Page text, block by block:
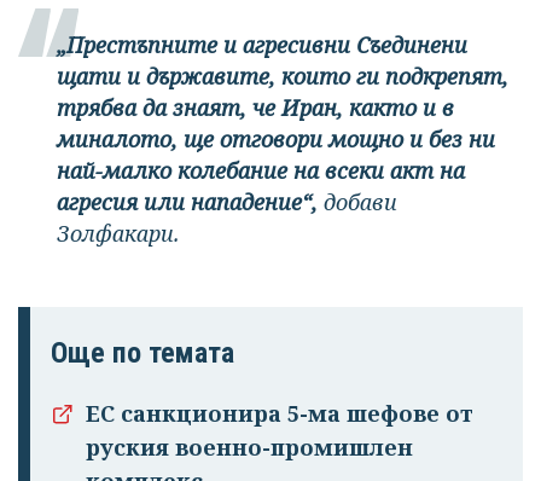
„Престъпните и агресивни Съединени
щати и държавите, които ги подкрепят,
трябва да знаят, че Иран, както и в
миналото, ще отговори мощно и без ни
най-малко колебание на всеки акт на
агресия или нападение“, добави
Золфакари.
Още по темата
ЕС санкционира 5-ма шефове от
руския военно-промишлен